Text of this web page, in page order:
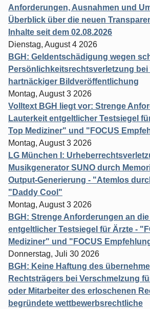
Anforderungen, Ausnahmen und
Überblick über die neuen
Inhalte seit dem 02.08.2026
Dienstag, August 4 2026
BGH: Geldentschädigung wegen
Persönlichkeitsrechtsverletzung bei
hartnäckiger Bildveröffentlichung
Montag, August 3 2026
Volltext BGH liegt vor: Strenge
Lauterkeit entgeltlicher Testsiegel
Top Mediziner" und "FOCUS
Montag, August 3 2026
LG München I:
Musikgenerator SUNO durch
Output-Generierung - "Atemlos
"Daddy Cool"
Montag, August 3 2026
BGH: Strenge Anforderungen an
entgeltlicher Testsiegel für Ärzte -
Mediziner" und "FOCUS
Donnerstag, Juli 30 2026
BGH: Keine Haftung des
Rechtsträgers bei Verschmelzung
oder Mitarbeiter des erloschenen
begründete wettbewerbsrechtliche